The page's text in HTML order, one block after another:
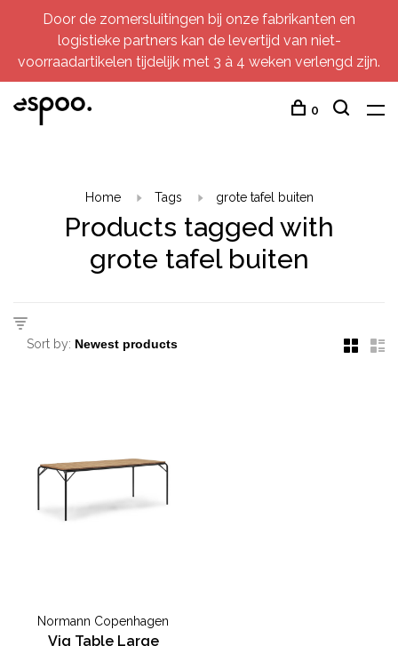
Door de zomersluitingen bij onze fabrikanten en
logistieke partners kan de levertijd van niet-
voorraadartikelen tijdelijk met 3 à 4 weken verlengd zijn.
0
Home Tags grote tafel buiten
Products tagged with
grote tafel buiten
Sort by:
Normann Copenhagen
Vig Table Large